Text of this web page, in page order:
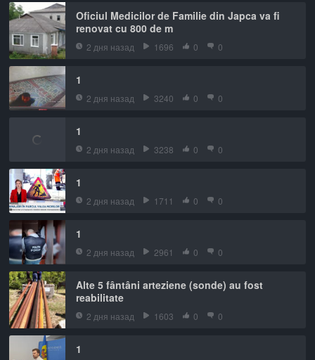
Oficiul Medicilor de Familie din Japca va fi
renovat cu 800 de m
2 дня назад 1696 0 0
1
2 дня назад 3240 0 0
1
2 дня назад 3238 0 0
1
2 дня назад 1711 0 0
1
2 дня назад 2961 0 0
Alte 5 fântâni arteziene (sonde) au fost
reabilitate
2 дня назад 1603 0 0
1